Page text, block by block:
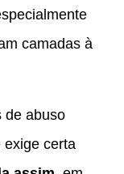
camadas à
de abuso
exige certa